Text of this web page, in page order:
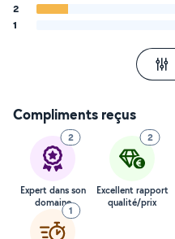
2
1
Compliments reçus
2
Expert dans son
domaine
2
Excellent rapport
qualité/prix
1